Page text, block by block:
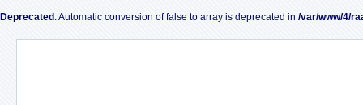
Deprecated : Automatic conversion of false to array is deprecated in /var/www/4/